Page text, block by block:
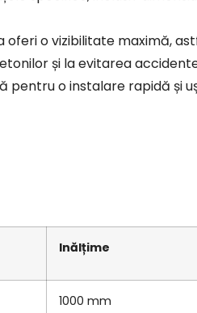
o vizibilitate maximă,
și la evitarea
pentru o instalare rapidă și
Inălțime
1000 mm